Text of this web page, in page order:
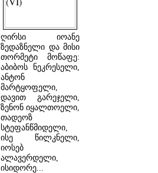
ღირსი იოანე
ზედაზნელი და მისი
თორმეტი მოწაფე:
აბიბოს ნეკრესელი,
ანტონ
მარტყოფელი,
დავით გარეჯელი,
ზენონ იყალთოელი,
თადეოზ
სტეფანწმიდელი,
ისე წილკნელი,
იოსებ
ალავერდელი,
ისიდორე...